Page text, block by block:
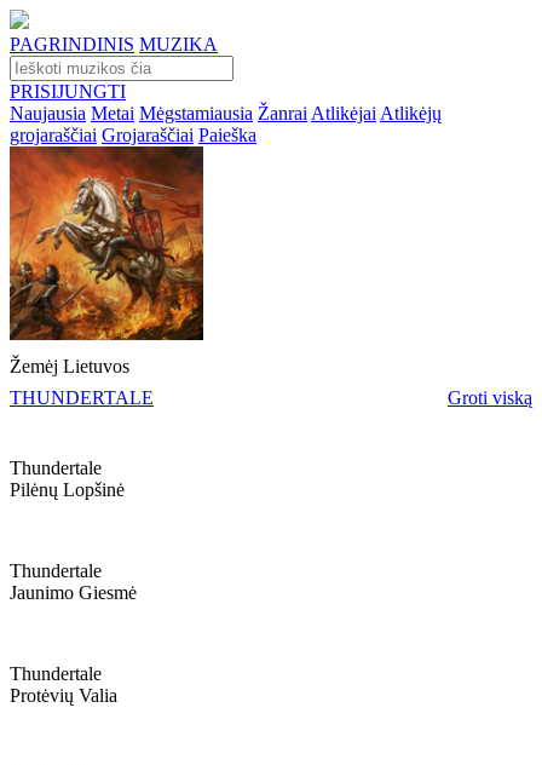
PAGRINDINIS MUZIKA
PRISIJUNGTI
Naujausia Metai Mėgstamiausia Žanrai Atlikėjai Atlikėjų
grojaraščiai Grojaraščiai Paieška
Žemėj Lietuvos
THUNDERTALE
Groti viską
Thundertale
Pilėnų Lopšinė
Thundertale
Jaunimo Giesmė
Thundertale
Protėvių Valia